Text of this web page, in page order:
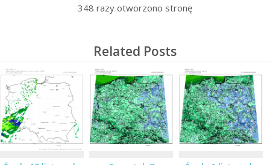
348 razy otworzono stronę
Related Posts